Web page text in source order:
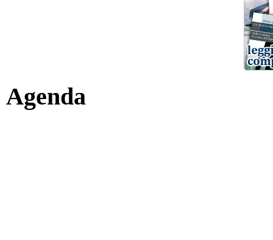
Agenda